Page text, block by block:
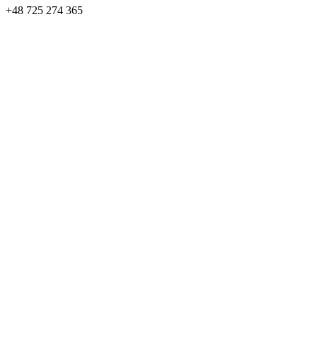
+48 725 274 365